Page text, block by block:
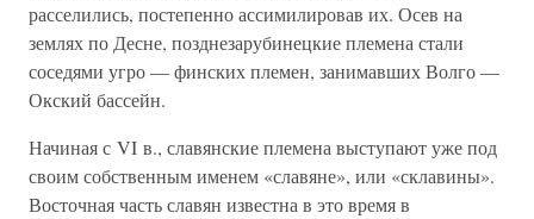
расселились, постепенно ассимилировав их. Осев на
землях по Десне, позднезарубинецкие племена стали
соседями угро — финских племен, занимавших Волго —
Окский бассейн.
Начиная с VI в., славянские племена выступают уже под
своим собственным именем «славяне», или «склавины».
Восточная часть славян известна в это время в